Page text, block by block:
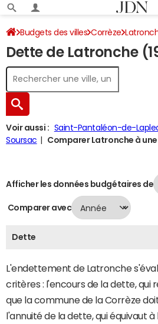
Budgets des villes Corrèze
Dette de Latronche
Voir aussi : Saint-Pantaléon-de-
Soursac
Comparer Latronche à
Afficher les données budgétaires de
Comparer avec
Dette
L'endettement de Latronche
critères : l'encours de la dette, qui
que la commune de la Corrèze
l'annuité de la dette, qui équivaut